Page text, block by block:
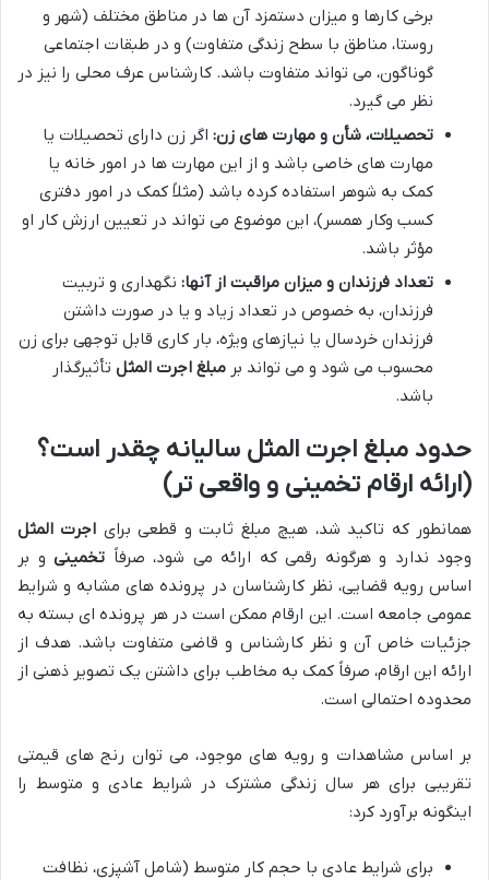
برخی کارها و میزان دستمزد آن ها در مناطق مختلف (شهر و
روستا، مناطق با سطح زندگی متفاوت) و در طبقات اجتماعی
گوناگون، می تواند متفاوت باشد. کارشناس عرف محلی را نیز در
نظر می گیرد.
تحصیلات، شأن و مهارت های زن: اگر زن دارای تحصیلات یا
مهارت های خاصی باشد و از این مهارت ها در امور خانه یا
کمک به شوهر استفاده کرده باشد (مثلاً کمک در امور دفتری
کسب وکار همسر)، این موضوع می تواند در تعیین ارزش کار او
مؤثر باشد.
تعداد فرزندان و میزان مراقبت از آنها: نگهداری و تربیت
فرزندان، به خصوص در تعداد زیاد و یا در صورت داشتن
فرزندان خردسال یا نیازهای ویژه، بار کاری قابل توجهی برای زن
محسوب می شود و می تواند بر مبلغ اجرت المثل تأثیرگذار
باشد.
حدود مبلغ اجرت المثل سالیانه چقدر است؟
(ارائه ارقام تخمینی و واقعی تر)
همانطور که تاکید شد، هیچ مبلغ ثابت و قطعی برای اجرت المثل
وجود ندارد و هرگونه رقمی که ارائه می شود، صرفاً تخمینی و بر
اساس رویه قضایی، نظر کارشناسان در پرونده های مشابه و شرایط
عمومی جامعه است. این ارقام ممکن است در هر پرونده ای بسته به
جزئیات خاص آن و نظر کارشناس و قاضی متفاوت باشد. هدف از
ارائه این ارقام، صرفاً کمک به مخاطب برای داشتن یک تصویر ذهنی از
محدوده احتمالی است.
بر اساس مشاهدات و رویه های موجود، می توان رنج های قیمتی
تقریبی برای هر سال زندگی مشترک در شرایط عادی و متوسط را
اینگونه برآورد کرد:
برای شرایط عادی با حجم کار متوسط (شامل آشپزی، نظافت